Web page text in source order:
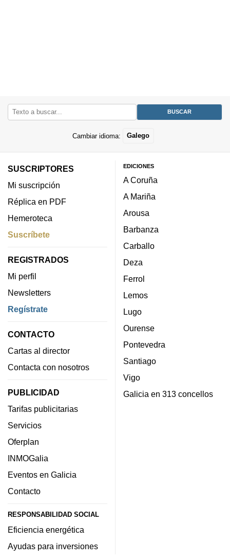
Cambiar idioma: Galego
SUSCRIPTORES
Mi suscripción
Réplica en PDF
Hemeroteca
Suscríbete
REGISTRADOS
Mi perfil
Newsletters
Regístrate
CONTACTO
Cartas al director
Contacta con nosotros
PUBLICIDAD
Tarifas publicitarias
Servicios
Oferplan
INMOGalia
Eventos en Galicia
Contacto
RESPONSABILIDAD SOCIAL
Eficiencia energética
Ayudas para inversiones
EDICIONES
A Coruña
A Mariña
Arousa
Barbanza
Carballo
Deza
Ferrol
Lemos
Lugo
Ourense
Pontevedra
Santiago
Vigo
Galicia en 313 concellos